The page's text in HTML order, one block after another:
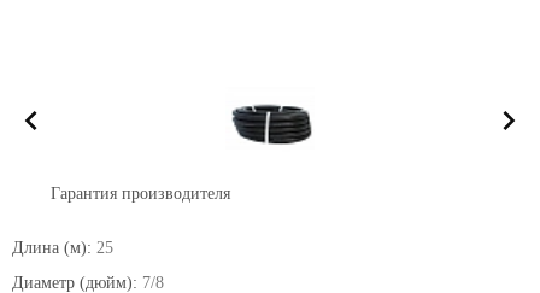
Гарантия производителя
Длина (м): 25
Диаметр (дюйм): 7/8